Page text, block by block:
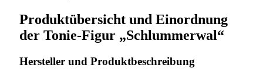
Produktübersicht und Einordnung
der Tonie-Figur „Schlummerwal“
Hersteller und Produktbeschreibung